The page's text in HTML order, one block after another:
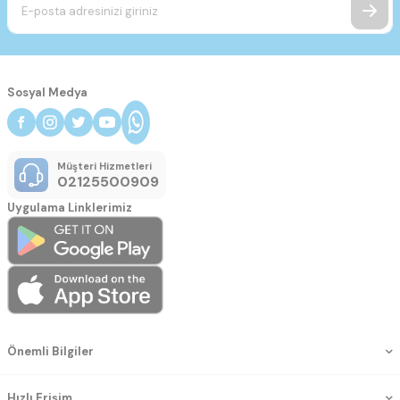
Önemli Bilgiler
Sosyal Medya
Müşteri Hizmetleri
02125500909
Uygulama Linklerimiz